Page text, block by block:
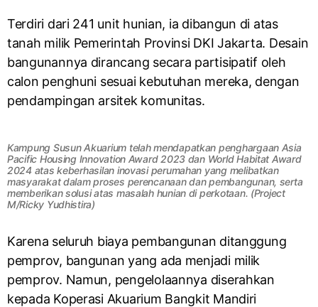
Terdiri dari 241 unit hunian, ia dibangun di atas
tanah milik Pemerintah Provinsi DKI Jakarta. Desain
bangunannya dirancang secara partisipatif oleh
calon penghuni sesuai kebutuhan mereka, dengan
pendampingan arsitek komunitas.
Kampung Susun Akuarium telah mendapatkan penghargaan Asia
Pacific Housing Innovation Award 2023 dan World Habitat Award
2024 atas keberhasilan inovasi perumahan yang melibatkan
masyarakat dalam proses perencanaan dan pembangunan, serta
memberikan solusi atas masalah hunian di perkotaan. (Project
M/Ricky Yudhistira)
Karena seluruh biaya pembangunan ditanggung
pemprov, bangunan yang ada menjadi milik
pemprov. Namun, pengelolaannya diserahkan
kepada Koperasi Akuarium Bangkit Mandiri